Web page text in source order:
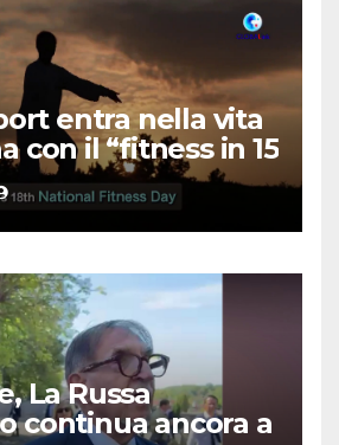
entra nella vita
con il “fitness in 15
La Russa
continua ancora a